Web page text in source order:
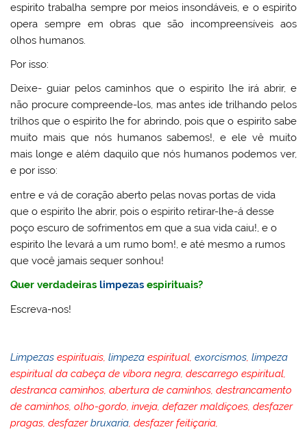
espirito trabalha sempre por meios insondáveis, e o espirito
opera sempre em obras que são incompreensíveis aos
olhos humanos.
Por isso:
Deixe- guiar pelos caminhos que o espirito lhe irá abrir, e
não procure compreende-los, mas antes ide trilhando pelos
trilhos que o espirito lhe for abrindo, pois que o espirito sabe
muito mais que nós humanos sabemos!, e ele vê muito
mais longe e além daquilo que nós humanos podemos ver,
e por isso:
entre e vá de coração aberto pelas novas portas de vida
que o espirito lhe abrir, pois o espirito retirar-lhe-á desse
poço escuro de sofrimentos em que a sua vida caiu!, e o
espirito lhe levará a um rumo bom!, e até mesmo a rumos
que você jamais sequer sonhou!
Quer verdadeiraslimpezas espirituais?
Escreva-nos!
Limpezas espirituais,limpeza espiritual,exorcismos,limpeza
espiritual da cabeça de víbora negra, descarrego espiritual,
destranca caminhos, abertura de caminhos, destrancamento
de caminhos, olho-gordo, inveja, defazer maldiçoes, desfazer
pragas, desfazerbruxaria, desfazer feitiçaria,